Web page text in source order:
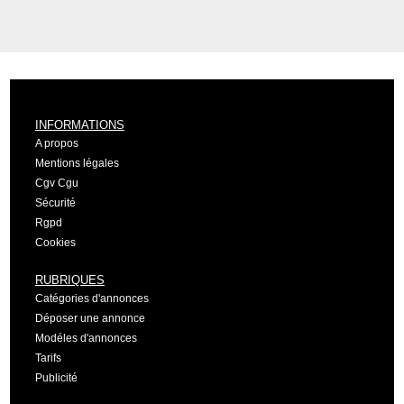
INFORMATIONS
A propos
Mentions légales
Cgv Cgu
Sécurité
Rgpd
Cookies
RUBRIQUES
Catégories d'annonces
Déposer une annonce
Modéles d'annonces
Tarifs
Publicité